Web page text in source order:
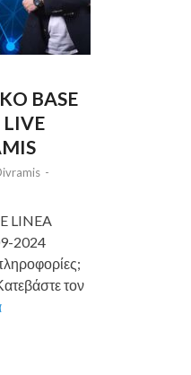
BASE
LIVE
-
LINEA
2024
τον